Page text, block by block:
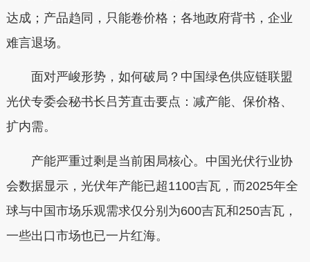
达成；产品趋同，只能卷价格；各地政府背书，企业
难言退场。
面对严峻形势，如何破局？中国绿色供应链联盟
光伏专委会秘书长吕芳直击要点：减产能、保价格、
扩内需。
产能严重过剩是当前困局核心。中国光伏行业协
会数据显示，光伏年产能已超1100吉瓦，而2025年全
球与中国市场乐观需求仅分别为600吉瓦和250吉瓦，
一些出口市场也已一片红海。